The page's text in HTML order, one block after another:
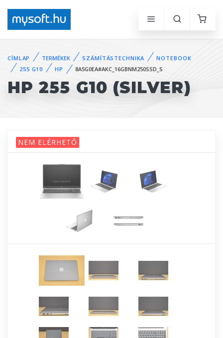
CÍMLAP TERMÉKEK SZÁMÍTÁSTECHNIKA
NOTEBOOK
255 G10
HP 8A5G0EA#AKC_16GBNM250SSD_S
HP 255 G10 (SILVER)
NEM ELÉRHETŐ